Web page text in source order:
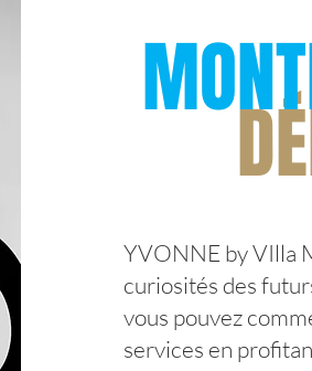
YVONNE by VIlla
curiosités des
vous pouvez
services en